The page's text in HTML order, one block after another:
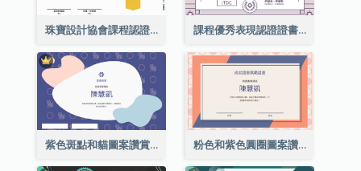
珠寶設計協會課程認證證書 課程優秀表現認證證書
紫色斑點和貓圖案讚賞證書 粉色和紫色圓圈圖案讚賞證書